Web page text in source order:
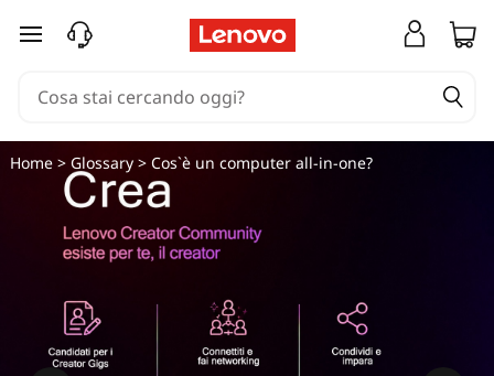
passa a contenuto principale
Home> Glossary> Cos`è un computer all-in-one?